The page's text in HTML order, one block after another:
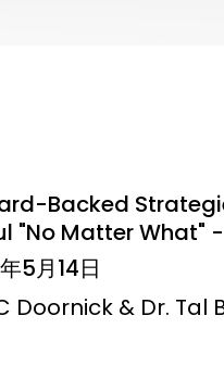
Backed
"No Matter What"
5月14日
Doornick & Dr. Tal